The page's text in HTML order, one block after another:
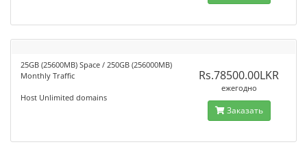
25GB (25600MB) Space / 250GB (256000MB)
Monthly Traffic
Host Unlimited domains
Rs.78500.00LKR
ежегодно
Заказать